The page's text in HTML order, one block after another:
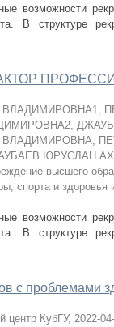
возможности
В структуре
ЮРУСЛАН
высшего
спорта и
возможности
В структуре
с проблемами
центр КубГУ, 2022-